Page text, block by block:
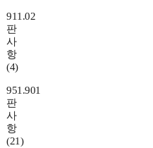
911.02
판
사
항
(4)
951.901
판
사
항
(21)